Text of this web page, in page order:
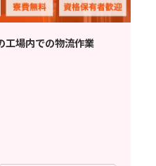
工場内での物流作業